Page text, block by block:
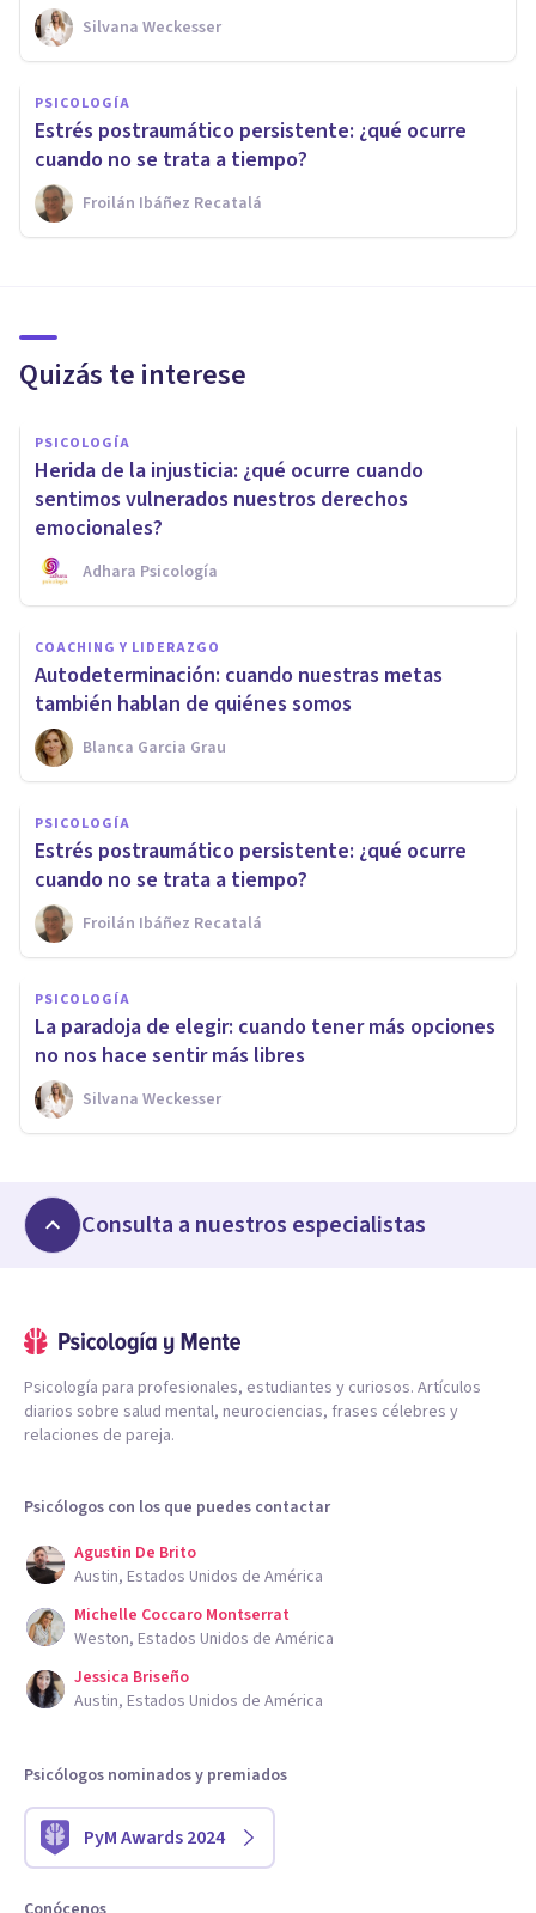
Silvana Weckesser
PSICOLOGÍA
Estrés postraumático persistente: ¿qué ocurre
cuando no se trata a tiempo?
Froilán Ibáñez Recatalá
Quizás te interese
PSICOLOGÍA
Herida de la injusticia: ¿qué ocurre cuando
sentimos vulnerados nuestros derechos
emocionales?
Adhara Psicología
COACHING Y LIDERAZGO
Autodeterminación: cuando nuestras metas
también hablan de quiénes somos
Blanca Garcia Grau
PSICOLOGÍA
Estrés postraumático persistente: ¿qué ocurre
cuando no se trata a tiempo?
Froilán Ibáñez Recatalá
PSICOLOGÍA
La paradoja de elegir: cuando tener más opciones
no nos hace sentir más libres
Silvana Weckesser
Consulta a nuestros especialistas
Psicología para profesionales, estudiantes y curiosos. Artículos
diarios sobre salud mental, neurociencias, frases célebres y
relaciones de pareja.
Psicólogos con los que puedes contactar
Agustin De Brito
Austin, Estados Unidos de América
Michelle Coccaro Montserrat
Weston, Estados Unidos de América
Jessica Briseño
Austin, Estados Unidos de América
Psicólogos nominados y premiados
PyM Awards 2024